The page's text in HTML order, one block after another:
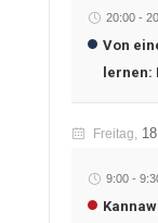
20:00-
Von
Freitag,
9:00-